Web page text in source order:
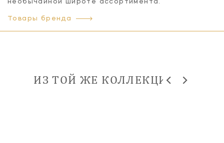
необычайной широте ассортимента.
Товары бренда
ИЗ ТОЙ ЖЕ КОЛЛЕКЦИИ